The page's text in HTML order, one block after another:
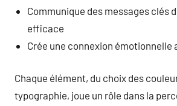
Communique des messages clés
efficace
Crée une connexion émotionnelle
Chaque élément, du choix des
typographie, joue un rôle dans la